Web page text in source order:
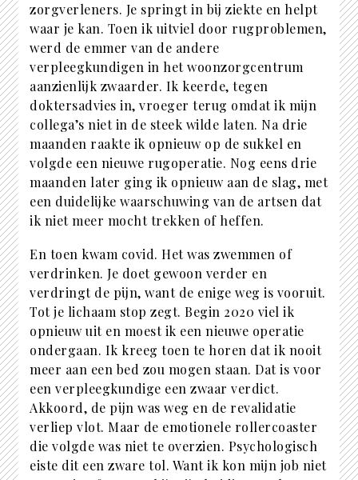
zorgverleners. Je springt in bij ziekte en helpt
waar je kan. Toen ik uitviel door rugproblemen,
werd de emmer van de andere
verpleegkundigen in het woonzorgcentrum
aanzienlijk zwaarder. Ik keerde, tegen
doktersadvies in, vroeger terug omdat ik mijn
collega’s niet in de steek wilde laten. Na drie
maanden raakte ik opnieuw op de sukkel en
volgde een nieuwe rugoperatie. Nog eens drie
maanden later ging ik opnieuw aan de slag, met
een duidelijke waarschuwing van de artsen dat
ik niet meer mocht trekken of heffen.
En toen kwam covid. Het was zwemmen of
verdrinken. Je doet gewoon verder en
verdringt de pijn, want de enige weg is vooruit.
Tot je lichaam stop zegt. Begin 2020 viel ik
opnieuw uit en moest ik een nieuwe operatie
ondergaan. Ik kreeg toen te horen dat ik nooit
meer aan een bed zou mogen staan. Dat is voor
een verpleegkundige een zwaar verdict.
Akkoord, de pijn was weg en de revalidatie
verliep vlot. Maar de emotionele rollercoaster
die volgde was niet te overzien. Psychologisch
eiste dit een zware tol. Want ik kon mijn job niet